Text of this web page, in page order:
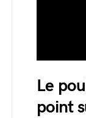
Le
point